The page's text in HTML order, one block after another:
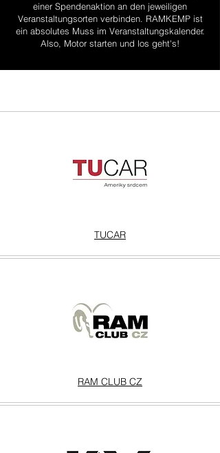
einer Spendenaktion an den jeweiligen
Veranstaltungsorten verbinden. RAMKEMP ist
ein absolutes Muss im Veranstaltungskalender.
Also, Motor starten und los geht's!
TUCAR
RAM CLUB CZ